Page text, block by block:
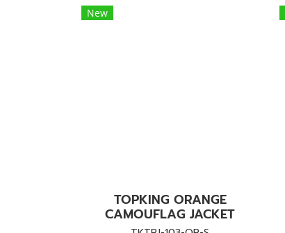
New
TOPKING ORANGE
CAMOUFLAG JACKET